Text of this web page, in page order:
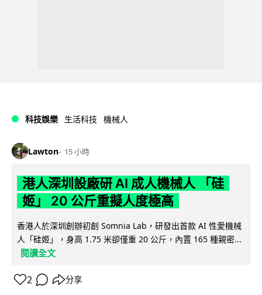
科技娛樂 生活科技 機械人
Lawton 15 小時
港人深圳設廠研 AI 成人機械人 「硅
姬」 20 公斤重擬人度極高
香港人於深圳創辦初創 Somnia Lab，研發出首款 AI 性愛機械
人「硅姬」，身高 1.75 米卻僅重 20 公斤，內置 165 種親密...
閱讀全文
2 分享